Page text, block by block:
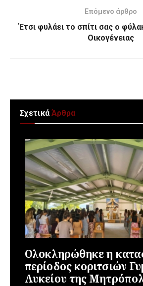
Επόμενο άρθρο
Έτσι φυλάει το σπίτι σας ο
Οικογένειας
ΣχετικάΆρθρα
Ολοκληρώθηκε η
περίοδος κοριτσιών
Λυκείου της